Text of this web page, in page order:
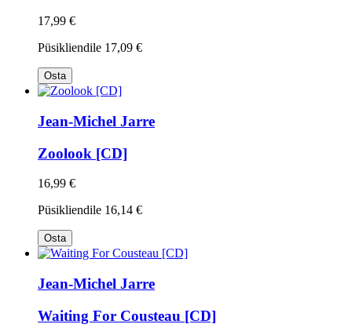
17,99 €
Püsikliendile 17,09 €
Osta
Jean-Michel Jarre
Zoolook [CD]
16,99 €
Püsikliendile 16,14 €
Osta
Jean-Michel Jarre
Waiting For Cousteau [CD]